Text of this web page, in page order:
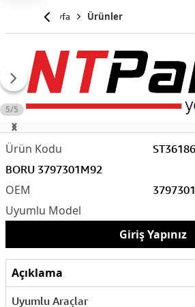
Anasayfa Ürünler
5/5
BORU 3797301M92
Giriş Yapınız
Açıklama
Uyumlu Araçlar